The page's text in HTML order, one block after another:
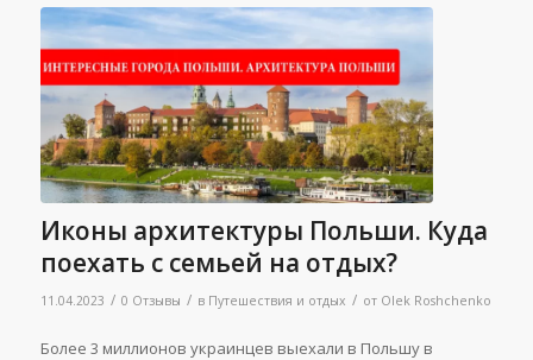
Иконы архитектуры Польши. Куда
поехать с семьей на отдых?
11.04.2023 / 0 Отзывы / в Путешествия и отдых / от Olek Roshchenko
Более 3 миллионов украинцев выехали в Польшу в